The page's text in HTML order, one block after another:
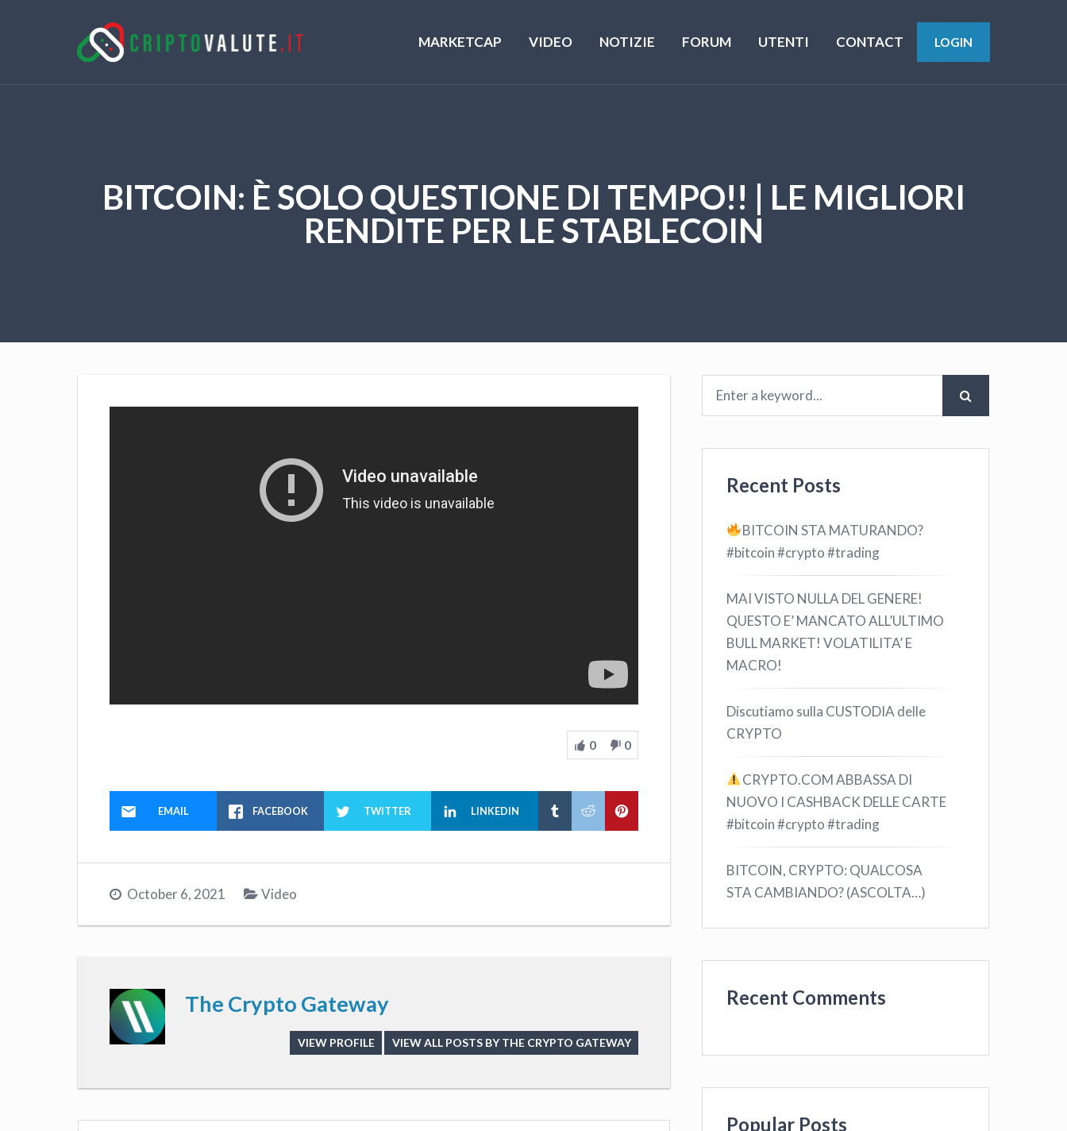
MARKETCAP VIDEO NOTIZIE FORUM UTENTI CONTACT LOGIN
BITCOIN: È SOLO QUESTIONE DI TEMPO!! | LE MIGLIORI
RENDITE PER LE STABLECOIN
0 0
EMAIL FACEBOOK TWITTER LINKEDIN
October 6, 2021 Video
The Crypto Gateway
VIEW PROFILE VIEW ALL POSTS BY THE CRYPTO GATEWAY
Recent Posts
BITCOIN STA MATURANDO?
#bitcoin #crypto #trading
MAI VISTO NULLA DEL GENERE!
QUESTO E’ MANCATO ALL’ULTIMO
BULL MARKET! VOLATILITA’ E
MACRO!
Discutiamo sulla CUSTODIA delle
CRYPTO
CRYPTO.COM ABBASSA DI
NUOVO I CASHBACK DELLE CARTE
#bitcoin #crypto #trading
BITCOIN, CRYPTO: QUALCOSA
STA CAMBIANDO? (ASCOLTA…)
Recent Comments
Popular Posts